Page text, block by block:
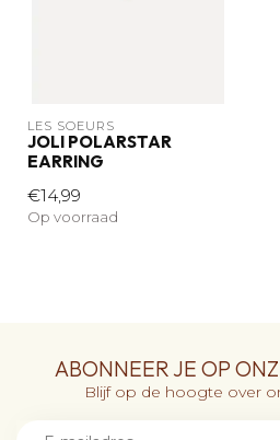
LES SOEURS
JOLI POLARSTAR
EARRING
€14,99
Op voorraad
ABONNEER JE OP
Blijf op de hoogte over